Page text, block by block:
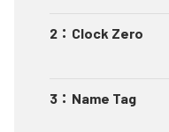
2 ： Clock Zero
3 ： Name Tag